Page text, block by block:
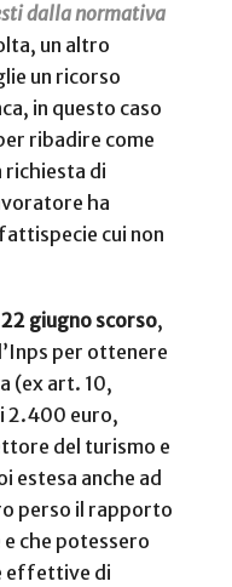
dalla normativa
un altro
un ricorso
in questo caso
ribadire come
richiesta di
ha
cui non
giugno scorso,
per ottenere
(ex art. 10,
2.400 euro,
del turismo e
estesa anche ad
perso il rapporto
che potessero
effettive di